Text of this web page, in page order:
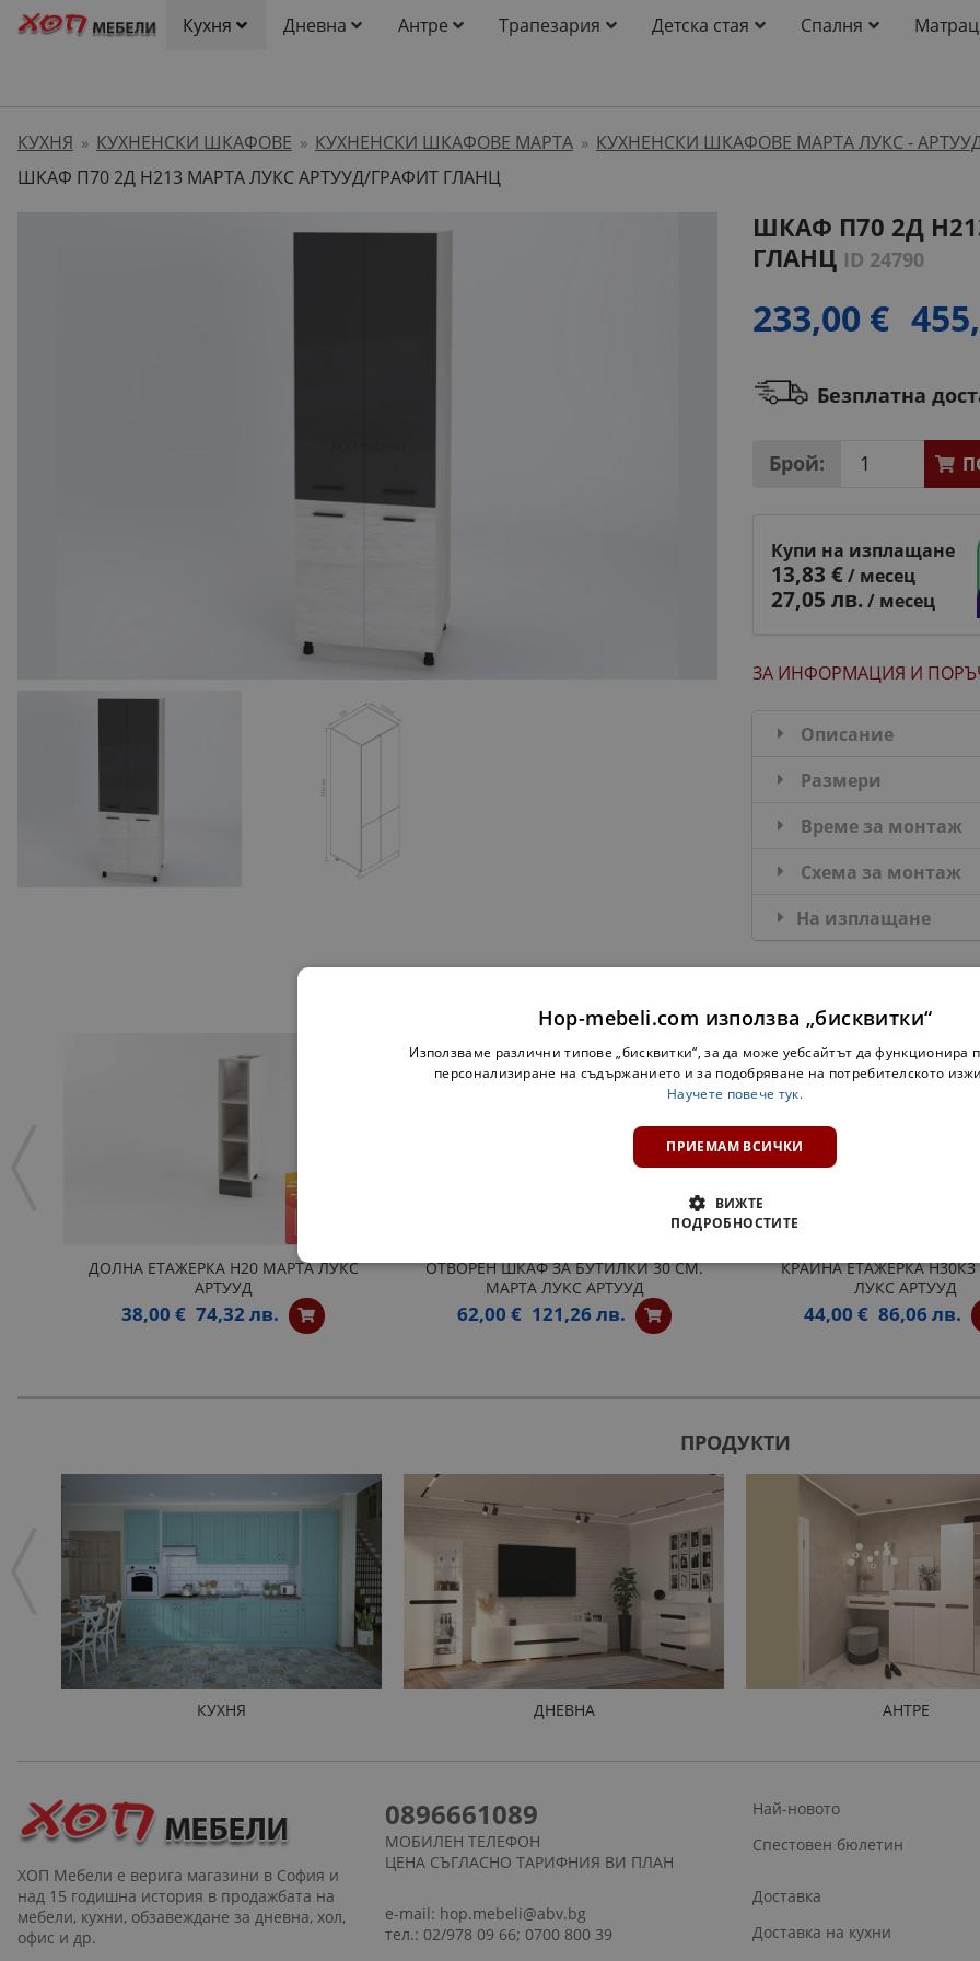
Кухня Дневна Антре Трапезария Детска стая Спалня
КУХНЯ » КУХНЕНСКИ ШКАФОВЕ » КУХНЕНСКИ ШКАФОВЕ МАРТА » КУХНЕНСКИ ШКАФОВЕ МАРТА ЛУКС -
ШКАФ П70 2Д H213 МАРТА ЛУКС АРТУУД/ГРАФИТ ГЛАНЦ
ШКАФ П70 2Д
ГЛАНЦ ID 24790
233,00 €
Безплатна
Брой:
Купи на изплащане
13,83 €/ месец
27,05 лв./ месец
ЗА ИНФОРМАЦИЯ И
Описание
Размери
Време за монтаж
Схема за монтаж
На изплащане
ДОЛНА ЕТАЖЕРКА Н20 МАРТА ЛУКС
АРТУУД
38,00 € 74,32 лв.
ОТВОРЕН ШКАФ ЗА БУТИЛКИ 30 СМ.
МАРТА ЛУКС АРТУУД
62,00 € 121,26 лв.
КРАЙНА ЕТАЖЕРКА
ЛУКС АРТУУД
44,00 € 86,06 лв.
ПРОДУКТИ
КУХНЯ ДНЕВНА АНТРЕ
ХОП Мебели е верига магазини в София и
над 15 годишна история в продажбата на
мебели, кухни, обзавеждане за дневна, хол,
офис и др.
0896661089
МОБИЛЕН ТЕЛЕФОН
ЦЕНА СЪГЛАСНО ТАРИФНИЯ ВИ ПЛАН
e-mail: hop.mebeli@abv.bg
тел.: 02/978 09 66; 0700 800 39
Най-новото
Спестовен бюлетин
Доставка
Доставка на кухни
Hop-mebeli.com използва „бисквитки“
Използваме различни типове „бисквитки“, за да може уебсайтът да функционира
персонализиране на съдържанието и за подобряване на потребителското
Научете повече тук.
ПРИЕМАМ ВСИЧКИ
ВИЖТЕ
ПОДРОБНОСТИТЕ